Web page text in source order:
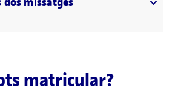
matricular?